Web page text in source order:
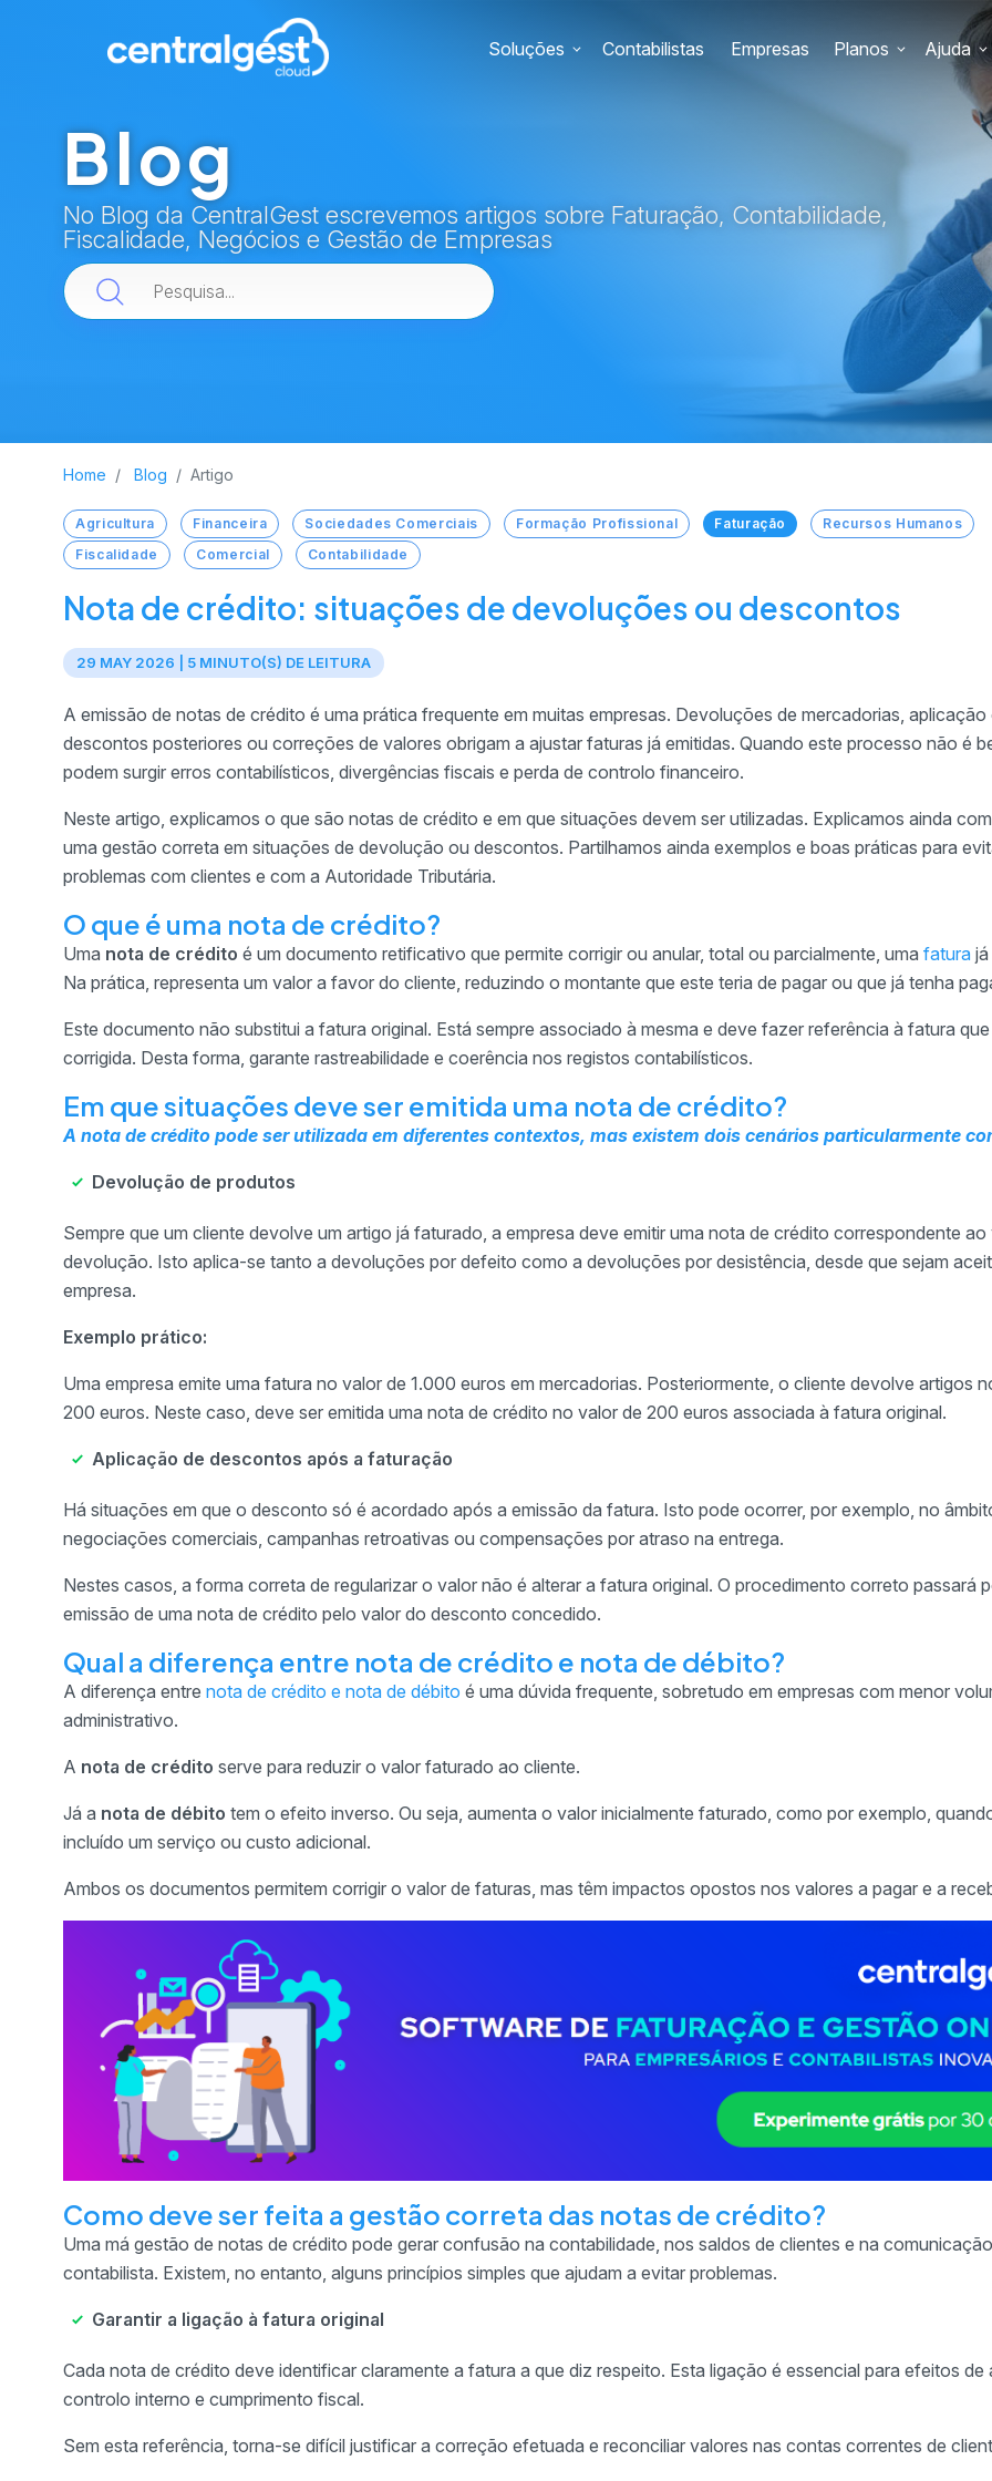
Soluções Contabilistas Empresas Planos Ajuda
Blog
No Blog da CentralGest escrevemos artigos sobre Faturação, Contabilidade,
Fiscalidade, Negócios e Gestão de Empresas
Home Blog Artigo
Agricultura Financeira Sociedades Comerciais Formação Profissional Faturação
Recursos Humanos
Fiscalidade
Comercial Contabilidade
Nota de crédito: situações de devoluções ou descontos
29 MAY 2026 | 5 MINUTO(S) DE LEITURA
A emissão de notas de crédito é uma prática frequente em muitas empresas. Devoluções de mercadorias, aplicação
descontos posteriores ou correções de valores obrigam a ajustar faturas já emitidas. Quando este processo não é
podem surgir erros contabilísticos, divergências fiscais e perda de controlo financeiro.
Neste artigo, explicamos o que são notas de crédito e em que situações devem ser utilizadas. Explicamos ainda
uma gestão correta em situações de devolução ou descontos. Partilhamos ainda exemplos e boas práticas para
problemas com clientes e com a Autoridade Tributária.
O que é uma nota de crédito?
Uma nota de crédito é um documento retificativo que permite corrigir ou anular, total ou parcialmente, uma fatura
Na prática, representa um valor a favor do cliente, reduzindo o montante que este teria de pagar ou que já tenha
Este documento não substitui a fatura original. Está sempre associado à mesma e deve fazer referência à fatura
corrigida. Desta forma, garante rastreabilidade e coerência nos registos contabilísticos.
Em que situações deve ser emitida uma nota de crédito?
A nota de crédito pode ser utilizada em diferentes contextos, mas existem dois cenários particularmente
Devolução de produtos
Sempre que um cliente devolve um artigo já faturado, a empresa deve emitir uma nota de crédito correspondente ao
devolução. Isto aplica-se tanto a devoluções por defeito como a devoluções por desistência, desde que sejam
empresa.
Exemplo prático:
Uma empresa emite uma fatura no valor de 1.000 euros em mercadorias. Posteriormente, o cliente devolve artigos
200 euros. Neste caso, deve ser emitida uma nota de crédito no valor de 200 euros associada à fatura original.
Aplicação de descontos após a faturação
Há situações em que o desconto só é acordado após a emissão da fatura. Isto pode ocorrer, por exemplo, no
negociações comerciais, campanhas retroativas ou compensações por atraso na entrega.
Nestes casos, a forma correta de regularizar o valor não é alterar a fatura original. O procedimento correto passará
emissão de uma nota de crédito pelo valor do desconto concedido.
Qual a diferença entre nota de crédito e nota de débito?
A diferença entre nota de crédito e nota de débito é uma dúvida frequente, sobretudo em empresas com menor
administrativo.
A nota de crédito serve para reduzir o valor faturado ao cliente.
Já a nota de débito tem o efeito inverso. Ou seja, aumenta o valor inicialmente faturado, como por exemplo,
incluído um serviço ou custo adicional.
Ambos os documentos permitem corrigir o valor de faturas, mas têm impactos opostos nos valores a pagar e a
Como deve ser feita a gestão correta das notas de crédito?
Uma má gestão de notas de crédito pode gerar confusão na contabilidade, nos saldos de clientes e na
contabilista. Existem, no entanto, alguns princípios simples que ajudam a evitar problemas.
Garantir a ligação à fatura original
Cada nota de crédito deve identificar claramente a fatura a que diz respeito. Esta ligação é essencial para efeitos de
controlo interno e cumprimento fiscal.
Sem esta referência, torna-se difícil justificar a correção efetuada e reconciliar valores nas contas correntes de